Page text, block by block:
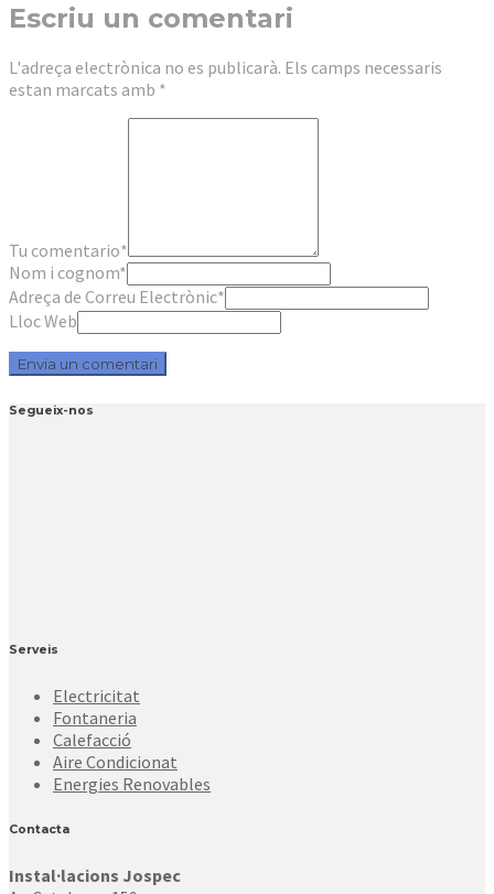
Escriu un comentari
L'adreça electrònica no es publicarà. Els camps necessaris
estan marcats amb *
Tu comentario*
Nom i cognom*
Adreça de Correu Electrònic*
Lloc Web
Segueix-nos
Serveis
Electricitat
Fontaneria
Calefacció
Aire Condicionat
Energies Renovables
Contacta
Instal·lacions Jospec